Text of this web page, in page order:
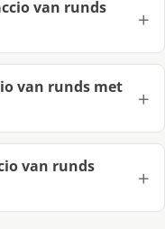
van runds
van runds met
van runds